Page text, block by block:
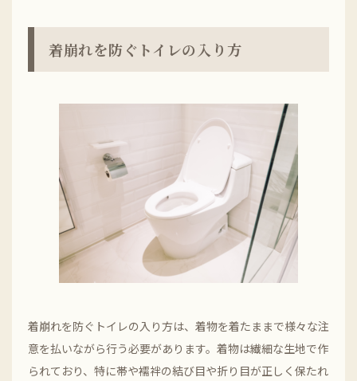
着崩れを防ぐトイレの入り方
着崩れを防ぐトイレの入り方は、着物を着たままで様々な注
意を払いながら行う必要があります。着物は繊細な生地で作
られており、特に帯や襦袢の結び目や折り目が正しく保たれ